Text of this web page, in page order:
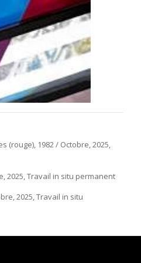
(rouge), 1982 / Octobre, 2025,
2025, Travail in situ permanent
2025, Travail in situ